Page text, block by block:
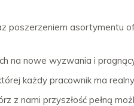
poszerzeniem
na nowe wyzwania i
każdy pracownik ma
z nami przyszłość pełną